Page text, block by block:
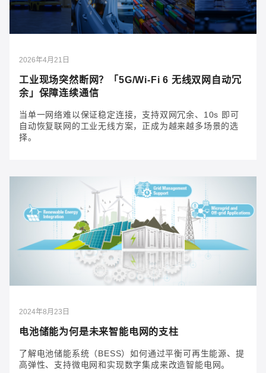
为何 IEC 61850-3 L2 Profile 成为无人站点性能与存活
能力的基准标准。
2026年4月21日
工业现场突然断网？「5G/Wi‑Fi 6 无线双网自动冗
余」保障连续通信
当单一网络难以保证稳定连接，支持双网冗余、10s 即可
自动恢复联网的工业无线方案，正成为越来越多场景的选
择。
2026年4月21日
工业现场突然断网？「5G/Wi‑Fi 6 无线双网自动
冗余」保障连续通信
当单一网络难以保证稳定连接，支持双网冗余、10s 即
可自动恢复联网的工业无线方案，正成为越来越多场景
2024年8月23日
电池储能为何是未来智能电网的支柱
了解电池储能系统（BESS）如何通过平衡可再生能源、提
高弹性、支持微电网和实现数字集成来改造智能电网。